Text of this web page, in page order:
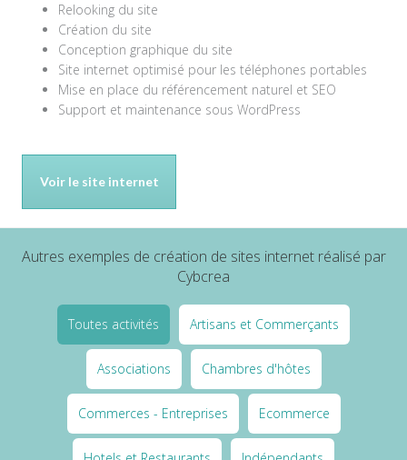
Relooking du site
Création du site
Conception graphique du site
Site internet optimisé pour les téléphones portables
Mise en place du référencement naturel et SEO
Support et maintenance sous WordPress
Voir le site internet
Autres exemples de création de sites internet réalisé par
Cybcrea
Toutes activités Artisans et Commerçants
Associations Chambres d'hôtes
Commerces - Entreprises Ecommerce